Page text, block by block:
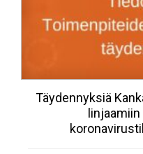
Täydennyksiä